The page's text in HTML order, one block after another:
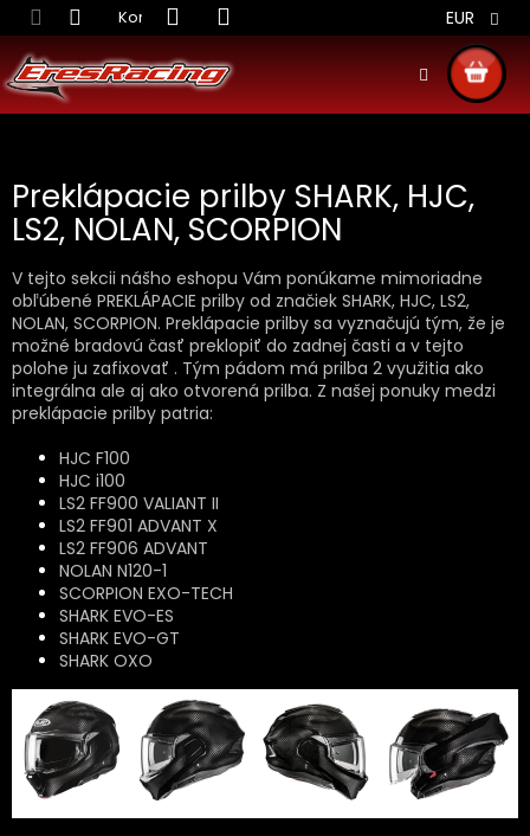
Prejsť
na
obsah
Kontakt Obchodné podmienky Doprava
EUR
KOŠÍK
Preklápacie prilby SHARK, HJC,
LS2, NOLAN, SCORPION
V tejto sekcii nášho eshopu Vám ponúkame mimoriadne
obľúbené PREKLÁPACIE prilby od značiek SHARK, HJC, LS2,
NOLAN, SCORPION. Preklápacie prilby sa vyznačujú tým, že je
možné bradovú časť preklopiť do zadnej časti a v tejto
polohe ju zafixovať . Tým pádom má prilba 2 využitia ako
integrálna ale aj ako otvorená prilba. Z našej ponuky medzi
preklápacie prilby patria:
HJC F100
HJC i100
LS2 FF900 VALIANT II
LS2 FF901 ADVANT X
LS2 FF906 ADVANT
NOLAN N120-1
SCORPION EXO-TECH
SHARK EVO-ES
SHARK EVO-GT
SHARK OXO